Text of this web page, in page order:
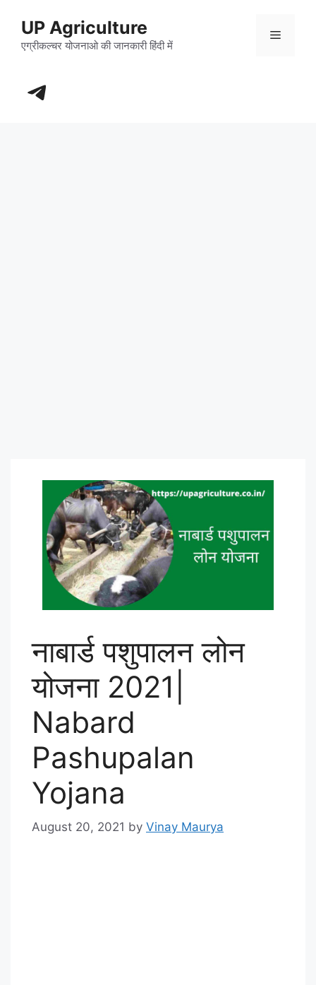
content
UP Agriculture
एग्रीकल्चर योजनाओ की जानकारी हिंदी में
Menu
https://t.me/+_dXT-DwpRj03ZDhl
नाबार्ड पशुपालन लोन
योजना 2021|
Nabard
Pashupalan
Yojana
August 20, 2021 by Vinay Maurya